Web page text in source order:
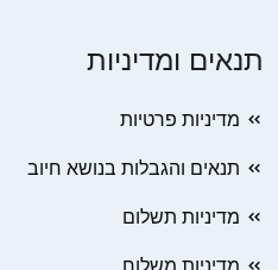
תנאים ומדיניות
מדיניות פרטיות
תנאים והגבלות בנושא חיוב
מדיניות תשלום